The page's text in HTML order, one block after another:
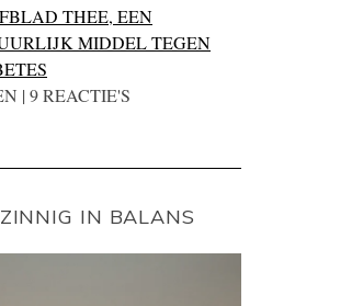
THEE, EEN
MIDDEL TEGEN
| 9 REACTIE'S
IN BALANS